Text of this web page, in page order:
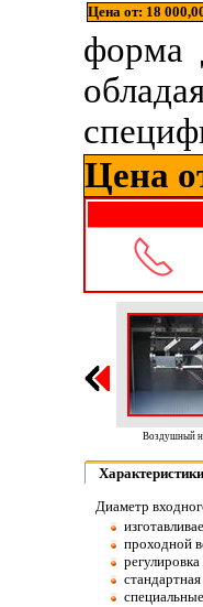
Цена от: 18
форма
Цена
Характеристики
Диаметр
проходной